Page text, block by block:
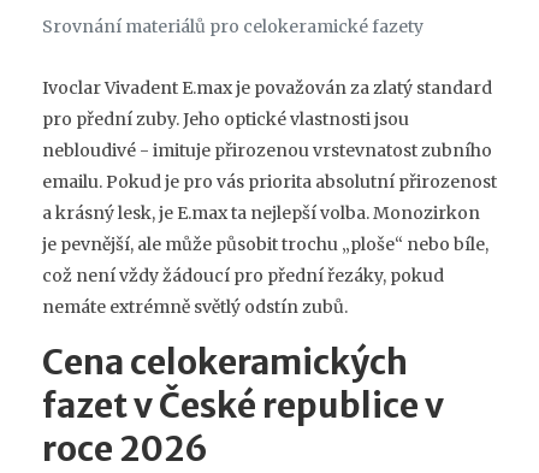
Srovnání materiálů pro celokeramické fazety
Ivoclar Vivadent E.maxje považován za zlatý standard
pro přední zuby. Jeho optické vlastnosti jsou
nebloudivé - imituje přirozenou vrstevnatost zubního
emailu. Pokud je pro vás priorita absolutní přirozenost
a krásný lesk, je E.max ta nejlepší volba. Monozirkon
je pevnější, ale může působit trochu „ploše“ nebo bíle,
což není vždy žádoucí pro přední řezáky, pokud
nemáte extrémně světlý odstín zubů.
Cena celokeramických
fazet v České republice v
roce 2026